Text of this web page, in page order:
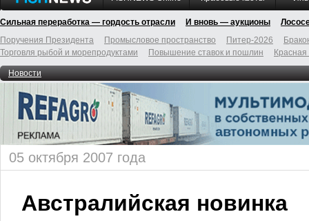
Сильная переработка — гордость отрасли И вновь — аукционы
Поручения Президента
Промысловое пространство Питер-2026
Торговля рыбой и морепродуктами
Повышение ставок и пошлин
Новости
05 октября 2007 года
Австралийская новинка